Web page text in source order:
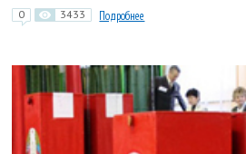
0 3433 Подробнее